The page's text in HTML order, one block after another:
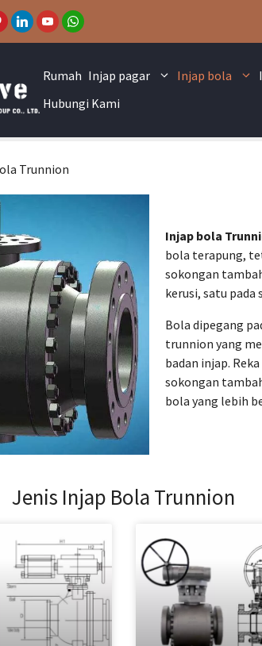
Rumah Injap pagar Injap bola
Hubungi Kami
Trunnion
Injap bola
bola terapung,
sokongan
kerusi, satu pada
Bola dipegang
trunnion yang
badan injap.
sokongan
bola yang lebih
Jenis Injap Bola Trunnion